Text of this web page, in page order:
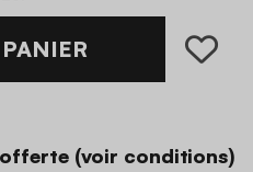
(voir conditions)